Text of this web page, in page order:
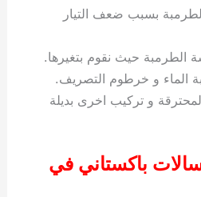
بسبب ضعف التيار
حيث نقوم بتغيرها.
الماء و خرطوم التصريف.
و تركيب اخرى بديلة
باكستاني في